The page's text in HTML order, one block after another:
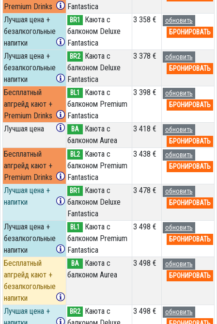
Premium Drinks
Fantastica
Лучшая цена +
безалкогольные
напитки
BR1
Каюта с
балконом Deluxe
Fantastica
3 358 €
обновить
БРОНИРОВАТЬ
Лучшая цена +
безалкогольные
напитки
BR2
Каюта с
балконом Deluxe
Fantastica
3 378 €
обновить
БРОНИРОВАТЬ
Бесплатный
апгрейд кают +
Premium Drinks
BL1
Каюта с
балконом Premium
Fantastica
3 398 €
обновить
БРОНИРОВАТЬ
Лучшая цена BA
Каюта с
балконом Aurea
3 418 €
обновить
БРОНИРОВАТЬ
Бесплатный
апгрейд кают +
Premium Drinks
BL2
Каюта с
балконом Premium
Fantastica
3 438 €
обновить
БРОНИРОВАТЬ
Лучшая цена +
напитки
BR1
Каюта с
балконом Deluxe
Fantastica
3 478 €
обновить
БРОНИРОВАТЬ
Лучшая цена +
безалкогольные
напитки
BL1
Каюта с
балконом Premium
Fantastica
3 498 €
обновить
БРОНИРОВАТЬ
Бесплатный
апгрейд кают +
безалкогольные
напитки
BA
Каюта с
балконом Aurea
3 498 €
обновить
БРОНИРОВАТЬ
Лучшая цена +
BR2
Каюта с
3 498 €
обновить